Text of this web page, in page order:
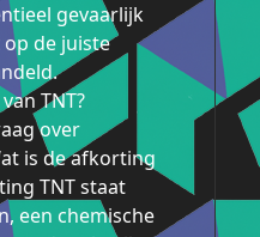
gevaarlijk
de juiste
TNT?
over
is de afkorting
TNT staat
een chemische